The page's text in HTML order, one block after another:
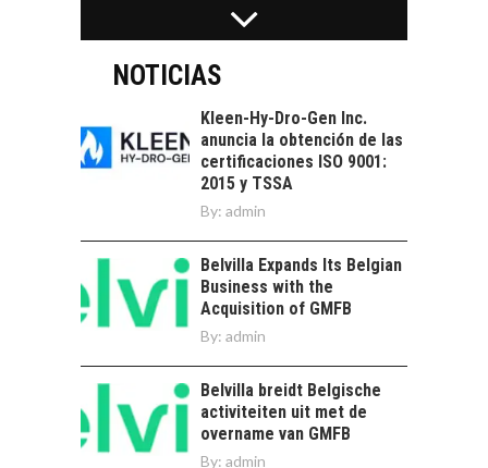
servicios digitales en
Chile:…
TURISMO EN EL
DESIERTO DE
ATACAMA:
OPORTUNIDADES
PARA EL
DESARROLLO LOCAL
El Desierto de
Atacama: Motor
Estratégico para el
LA INDUSTRIA
FRENTE AL DESAFÍO
DE LA
SOSTENIBILIDAD
Minería chilena: un
el reto ineludible de…
CHILE COMO HUB
TECNOLÓGICO DE
AMÉRICA LATINA:
AVANCES Y DESAFÍOS
NOTICIAS
Kleen-Hy-Dro-Gen Inc.
anuncia la obtención de las
certificaciones ISO 9001:
2015 y TSSA
By: admin
Belvilla Expands Its Belgian
Business with the
Acquisition of GMFB
By: admin
Belvilla breidt Belgische
activiteiten uit met de
overname van GMFB
By: admin